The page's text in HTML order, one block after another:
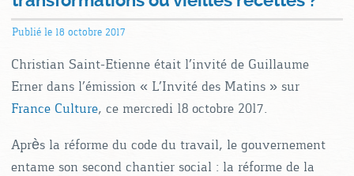
Publié le 18 octobre 2017
Christian Saint-Etienne était l’invité de Guillaume
Erner dans l’émission « L’Invité des Matins » sur
France Culture, ce mercredi 18 octobre 2017.
Après la réforme du code du travail, le gouvernement
entame son second chantier social : la réforme de la